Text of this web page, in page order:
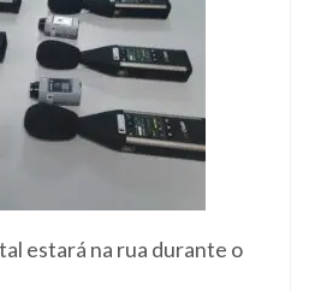
estará na rua durante o